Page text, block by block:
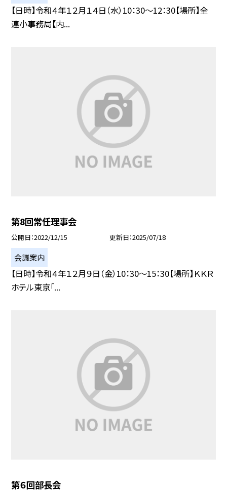
【日時】令和４年１２月１４日（水）10：30〜12：30【場所】全
連小事務局【内...
第8回常任理事会
公開日 2022/12/15 更新日 2025/07/18
会議案内
【日時】令和４年１２月９日（金）10：30〜15：30【場所】ＫＫＲ
ホテル東京「...
第６回部長会